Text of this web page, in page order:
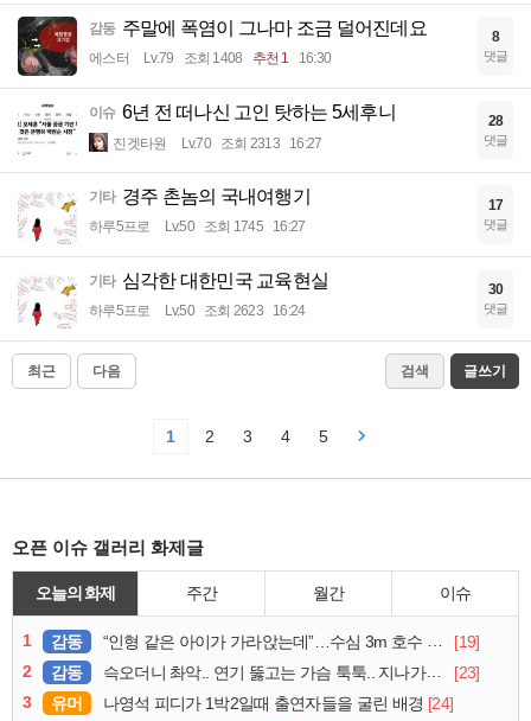
감동 주말에 폭염이 그나마 조금 덜어진데요
에스터 Lv.79 조회 1408 추천 1 16:30
8
댓글
이슈 6년 전 떠나신 고인 탓하는 5세후니
진겟타원 Lv.70 조회 2313 16:27
28
댓글
기타 경주 촌놈의 국내여행기
하루5프로 Lv.50 조회 1745 16:27
17
댓글
기타 심각한 대한민국 교육현실
하루5프로 Lv.50 조회 2623 16:24
30
댓글
최근 다음 검색 글쓰기
1 2 3 4 5
오픈 이슈 갤러리 화제글
오늘의 화제 주간 월간 이슈
1 감동 “인형 같은 아이가 가라앉는데”…수심 3m 호수 뛰어든 60대 의인
[19]
2
감동 슥오더니 촤악.. 연기 뚫고는 가슴 툭툭.. 지나가던 아재의 정체
[23]
3
유머 나영석 피디가 1박2일때 출연자들을 굴린 배경 [24]